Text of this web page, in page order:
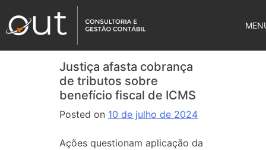
Justiça afasta cobrança
de tributos sobre
benefício fiscal de ICMS
Posted on 10 de julho de 2024
Ações questionam aplicação da